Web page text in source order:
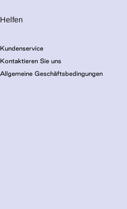
Helfen
Kundenservice
Kontaktieren Sie uns
Allgemeine Geschäftsbedingungen